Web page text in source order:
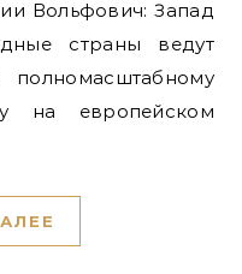
страны ведут
на европейском